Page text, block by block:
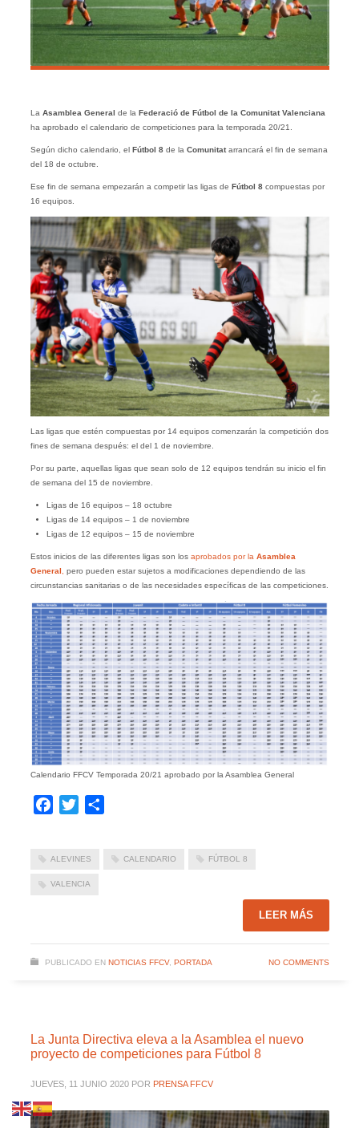
La Asamblea General de la Federació de Fútbol de la Comunitat Valenciana
ha aprobado el calendario de competiciones para la temporada 20/21.
Según dicho calendario, elFútbol 8 de la Comunitatarrancará el fin de semana
del 18 de octubre.
Ese fin de semana empezarán a competir las ligas de Fútbol 8 compuestas por
16 equipos.
Las ligas que estén compuestas por 14 equipos comenzarán la competición dos
fines de semana después: el del 1 de noviembre.
Por su parte, aquellas ligas que sean solo de 12 equipos tendrán su inicio el fin
de semana del 15 de noviembre.
Ligas de 16 equipos – 18 octubre
Ligas de 14 equipos – 1 de noviembre
Ligas de 12 equipos – 15 de noviembre
Estos inicios de las diferentes ligas son los aprobados por la Asamblea
General
pero pueden estar sujetos a modificaciones dependiendo de las
circunstancias sanitarias o de las necesidades específicas de las competiciones.
Calendario FFCV Temporada 20/21 aprobado por la Asamblea General
Facebook
Twitter
ALEVINES CALENDARIO FÚTBOL 8
VALENCIA
LEER MÁS
PUBLICADO EN NOTICIAS FFCV, PORTADA NO COMMENTS
La Junta Directiva eleva a la Asamblea el nuevo
proyecto de competiciones para Fútbol 8
JUEVES, 11 JUNIO 2020 POR PRENSA FFCV